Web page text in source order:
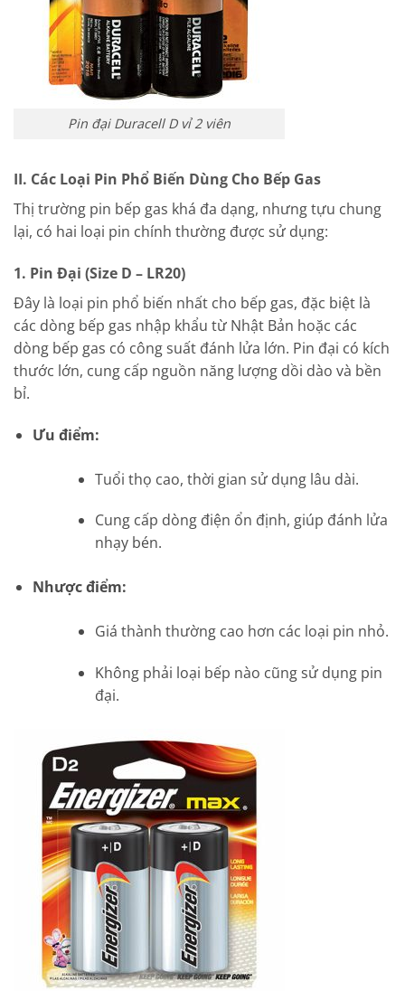
Pin đại Duracell D vỉ 2 viên
II. Các Loại Pin Phổ Biến Dùng Cho Bếp Gas
Thị trường pin bếp gas khá đa dạng, nhưng tựu chung
lại, có hai loại pin chính thường được sử dụng:
1. Pin Đại (Size D – LR20)
Đây là loại pin phổ biến nhất cho bếp gas, đặc biệt là
các dòng bếp gas nhập khẩu từ Nhật Bản hoặc các
dòng bếp gas có công suất đánh lửa lớn. Pin đại có kích
thước lớn, cung cấp nguồn năng lượng dồi dào và bền
bỉ.
Ưu điểm:
Tuổi thọ cao, thời gian sử dụng lâu dài.
Cung cấp dòng điện ổn định, giúp đánh lửa
nhạy bén.
Nhược điểm:
Giá thành thường cao hơn các loại pin nhỏ.
Không phải loại bếp nào cũng sử dụng pin
đại.